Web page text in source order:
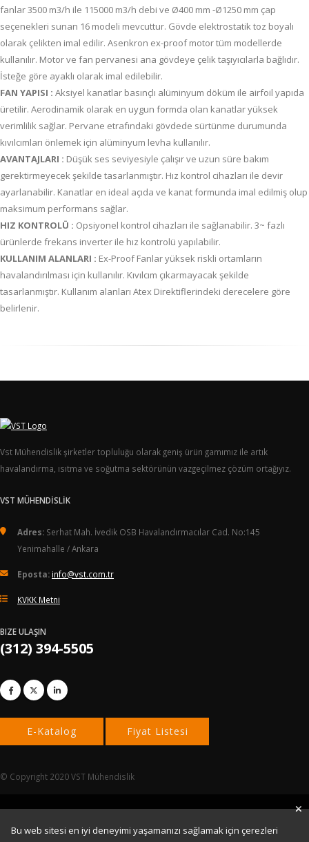
Bu web sitesi en iyi deneyimi yaşamanızı sağlamak için çerezleri
fanlar 3500 m3/h ile 115000 m3/h debi ve Ø400 mm -Ø1250 mm çap
seçenekleri sunan 16 modeli mevcuttur. Gövde elektrostatik toz boyalı
olarak çelikten imal edilir. Asenkron ex-proof motor tüm modellerde
kullanılır. Motor ve fan pervanesi ana gövdeye çelik taşıyıcılarla bağlıdır.
İsteğe göre ayaklı olarak imal edilebilir.
FAN YAPISI : Aksiyel kanatlar basınçlı alüminyum döküm ile airfoil yapıda
üretilir. Aerodinamik olarak en uygun formda olan kanatlar yüksek
verimlilik sağlar. Pervane etrafındaki gövdede sürtünme durumunda
kıvılcımları önlemek için alüminyum levha kullanılır.
AVANTAJLARI : Düşük ses seviyesiyle çalışır ve uzun süre bakım
gerektirmeyecek şekilde tasarlanmıştır. Hız kontrol cihazları ile devir
ayarlanabilir. Kanatlar en ideal açıda ve kanat formunda imal edilmiş olup
maksimum performans sağlar.
HIZ KONTROLÜ : Opsiyonel kontrol cihazları ile sağlanabilir. 3~ fazlı
ürünlerde frekans inverter ile hız kontrolü yapılabilir.
KULLANIM ALANLARI : Ex-Proof Fanlar yüksek riskli ortamların
havalandırılması için kullanılır. Kıvılcım çıkarmayacak şekilde
tasarlanmıştır. Kullanım alanları Atex Direktiflerindeki derecelere göre
belirlenir.
Vst Mühendislik şirketler topluluğu olarak geniş ürün gamımız ile artık
havalandırma, ısıtma ve soğutma sektörünün vazgeçilmez çözüm ortağıyız.
VST MÜHENDİSLİK
Adres: Serhat Mah. İvedik OSB Havalandırmacılar Cad. No:145
Yenimahalle / Ankara
Eposta: info@vst.com.tr
KVKK Metni
BIZE ULAŞIN
(312) 394-5505
© Copyright 2020 VST Mühendislik